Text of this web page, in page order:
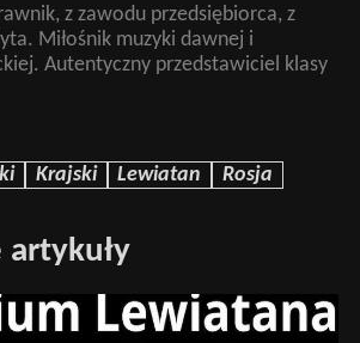
z zawodu przedsiębiorca, z
Miłośnik muzyki dawnej i
Autentyczny przedstawiciel klasy
Krajski Lewiatan Rosja
artykuły